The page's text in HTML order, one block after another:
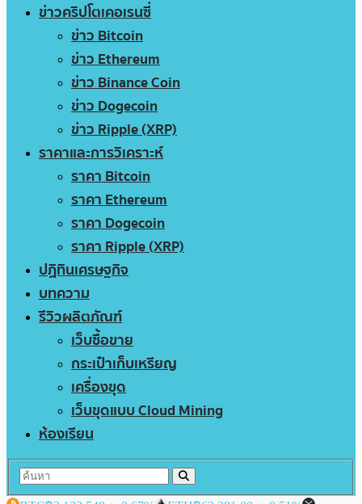
ข่าวคริปโตเคอเรนซี่
ข่าว Bitcoin
ข่าว Ethereum
ข่าว Binance Coin
ข่าว Dogecoin
ข่าว Ripple (XRP)
ราคาและการวิเคราะห์
ราคา Bitcoin
ราคา Ethereum
ราคา Dogecoin
ราคา Ripple (XRP)
ปฏิทินเศรษฐกิจ
บทความ
รีวิวผลิตภัณฑ์
เว็บซื้อขาย
กระเป๋าเก็บเหรียญ
เครื่องขุด
เว็บขุดแบบ Cloud Mining
ห้องเรียน